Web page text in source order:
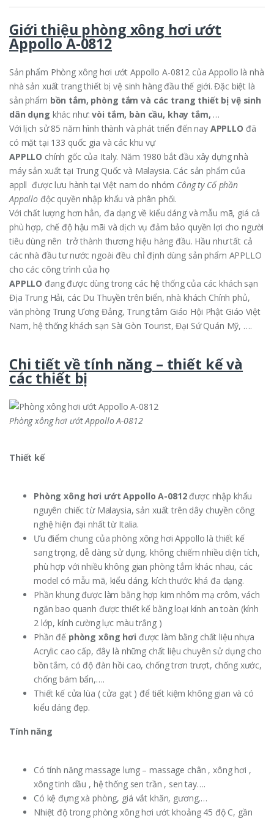
Giới thiệu phòng xông hơi ướt
Appollo A-0812
Sản phẩm Phòng xông hơi ướt Appollo A-0812 của Appollo là nhà
nhà sản xuất trang thiết bị vệ sinh hàng đầu thế giới. Đặc biệt là
sản phẩm bồn tắm, phòng tắm và các trang thiết bị vệ sinh
dân dụng khác như:vòi tắm, bàn cầu, khay tắm, …
Với lịch sử 85 năm hình thành và phát triển đến nay APPLLO đã
có mặt tại 133 quốc gia và các khu vự
APPLLO chính gốc của Italy. Năm 1980 bắt đầu xây dựng nhà
máy sản xuất tại Trung Quốc và Malaysia. Các sản phẩm của
appll được lưu hành tại Việt nam do nhóm Công ty Cổ phần
Appollo độc quyền nhập khẩu và phân phối.
Với chất lượng hơn hẳn, đa dạng về kiểu dáng và mẫu mã, giá cả
phù hợp, chế độ hậu mãi và dịch vụ đảm bảo quyền lợi cho người
tiêu dùng nên trở thành thương hiệu hàng đầu. Hầu như tất cả
các nhà đầu tư nước ngoài đều chỉ định dùng sản phẩm APPLLO
cho các công trình của họ
APPLLOđang được dùng trong các hệ thống của các khách sạn
Địa Trung Hải, các Du Thuyền trên biển, nhà khách Chính phủ,
văn phòng Trung Ương Đảng, Trung tâm Giáo Hội Phật Giáo Việt
Nam, hệ thống khách sạn Sài Gòn Tourist, Đại Sứ Quán Mỹ, ….
Chi tiết về tính năng – thiết kế và
các thiết bị
Phòng xông hơi ướt Appollo A-0812
Thiết kế
Phòng xông hơi ướtAppollo A-0812được nhập khẩu
nguyên chiếc từ Malaysia, sản xuất trên dây chuyền công
nghệ hiện đại nhất từ Italia.
Ưu điểm chung của phòng xông hơi Appollo là thiết kế
sang trọng, dễ dàng sử dụng, không chiếm nhiều diện tích,
phù hợp với nhiều không gian phòng tắm khác nhau, các
model có mẫu mã, kiểu dáng, kích thước khá đa dạng.
Phần khung được làm bằng hợp kim nhôm mạ crôm, vách
ngăn bao quanh được thiết kế bằng loại kính an toàn (kính
2 lớp, kính cường lực màu trắng )
Phần đế phòng xông hơi được làm bằng chất liệu nhựa
Acrylic cao cấp, đây là những chất liệu chuyên sử dụng cho
bồn tắm, có độ đàn hồi cao, chống trơn trượt, chống xước,
chống bám bẩn,….
Thiết kế cửa lùa ( cửa gạt ) để tiết kiệm không gian và có
kiểu dáng đẹp.
Tính năng
Có tính năng massage lưng – massage chân , xông hơi ,
xông tinh dầu , hệ thống sen trần , sen tay….
Có kệ đựng xà phòng, giá vắt khăn, gương,…
Nhiệt độ trong phòng xông hơi ướt khoảng 45 độ C, gần